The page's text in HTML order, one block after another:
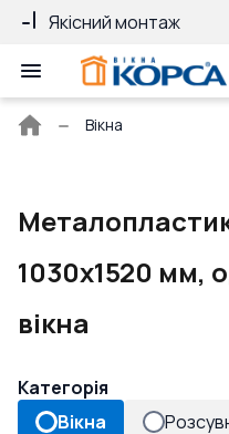
Якісний монтаж
Головна
Вікна
1030x1520 мм,
вікна
Категорія
Вікна